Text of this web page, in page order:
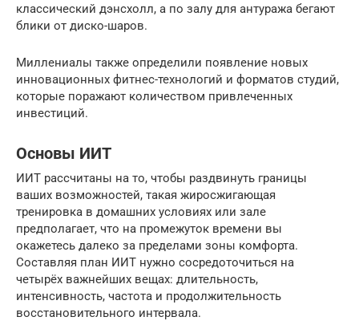
классический дэнсхолл, а по залу для антуража бегают
блики от диско-шаров.
Миллениалы также определили появление новых
инновационных фитнес-технологий и форматов студий,
которые поражают количеством привлеченных
инвестиций.
Основы ИИТ
ИИТ рассчитаны на то, чтобы раздвинуть границы
ваших возможностей, такая жиросжигающая
тренировка в домашних условиях или зале
предполагает, что на промежуток времени вы
окажетесь далеко за пределами зоны комфорта.
Составляя план ИИТ нужно сосредоточиться на
четырёх важнейших вещах: длительность,
интенсивность, частота и продолжительность
восстановительного интервала.